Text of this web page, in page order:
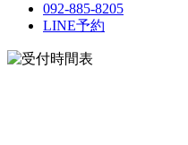
092-885-8205
LINE予約